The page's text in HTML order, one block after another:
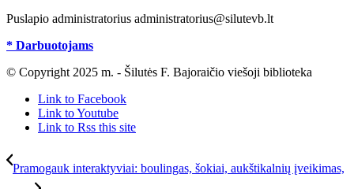
Puslapio administratorius administratorius@silutevb.lt
* Darbuotojams
© Copyright 2025 m. - Šilutės F. Bajoraičio viešoji biblioteka
Link to Facebook
Link to Youtube
Link to Rss this site
Pramogauk interaktyviai: boulingas, šokiai, aukštikalnių įveikimas,